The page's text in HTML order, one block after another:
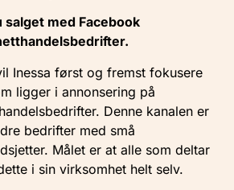
salget med Facebook
Inessa først og fremst fokusere
ligger i annonsering på
Denne kanalen er
bedrifter med små
Målet er at alle som deltar
i sin virksomhet helt selv.